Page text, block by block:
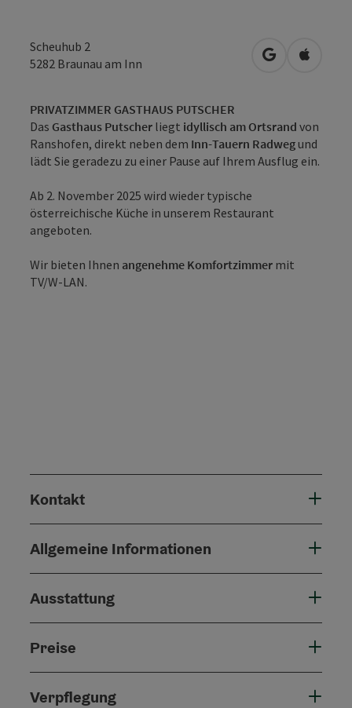
Scheuhub 2
5282 Braunau am Inn in Google
in
PRIVATZIMMER GASTHAUS PUTSCHER
Das Gasthaus Putscher liegt idyllisch am Ortsrand von
Ranshofen, direkt neben dem Inn-Tauern Radwegund
lädt Sie geradezu zu einer Pause auf Ihrem Ausflug ein.
Ab 2. November 2025 wird wieder typische
österreichische Küche in unserem Restaurant
angeboten.
Wir bieten Ihnen angenehme Komfortzimmer mit
TV/W-LAN.
Kontakt
Allgemeine Informationen
Ausstattung
Preise
Verpflegung